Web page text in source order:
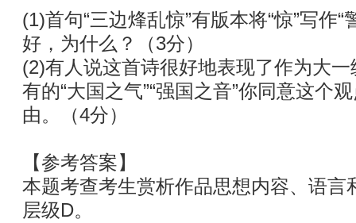
(1)首句“三边烽乱惊”有版本将“惊”写作
好，为什么？（3分）
(2)有人说这首诗很好地表现了作为大
有的“大国之气”“强国之音”你同意这个
由。（4分）
【参考答案】
本题考查考生赏析作品思想内容、语言
层级D。